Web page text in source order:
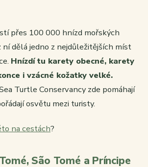
přes 100 000 hnízd mořských
ní dělá jedno z nejdůležitějších míst
Hnízdí tu karety obecné, karety
i vzácné kožatky velké.
Turtle Conservancy zde pomáhají
osvětu mezi turisty.
na cestách?
São Tomé a Príncipe